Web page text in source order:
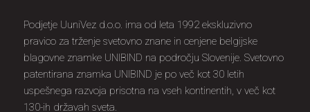
Podjetje UuniVez d.o.o. ima od leta 1992 ekskluzivno
pravico za trženje svetovno znane in cenjene belgijske
blagovne znamke UNIBIND na področju Slovenije. Svetovno
patentirana znamka UNIBIND je po več kot 30 letih
uspešnega razvoja prisotna na vseh kontinentih, v več kot
130-ih državah sveta.